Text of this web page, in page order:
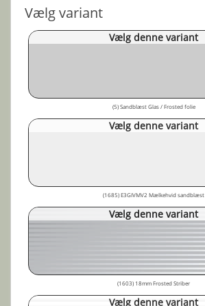
Vælg variant
Vælg denne variant
(5) Sandblæst Glas / Frosted folie
Vælg denne variant
(1685) E3GIVMV2 Mælkehvid sandblæst
Vælg denne variant
(1603) 18mm Frosted Striber
Vælg denne variant